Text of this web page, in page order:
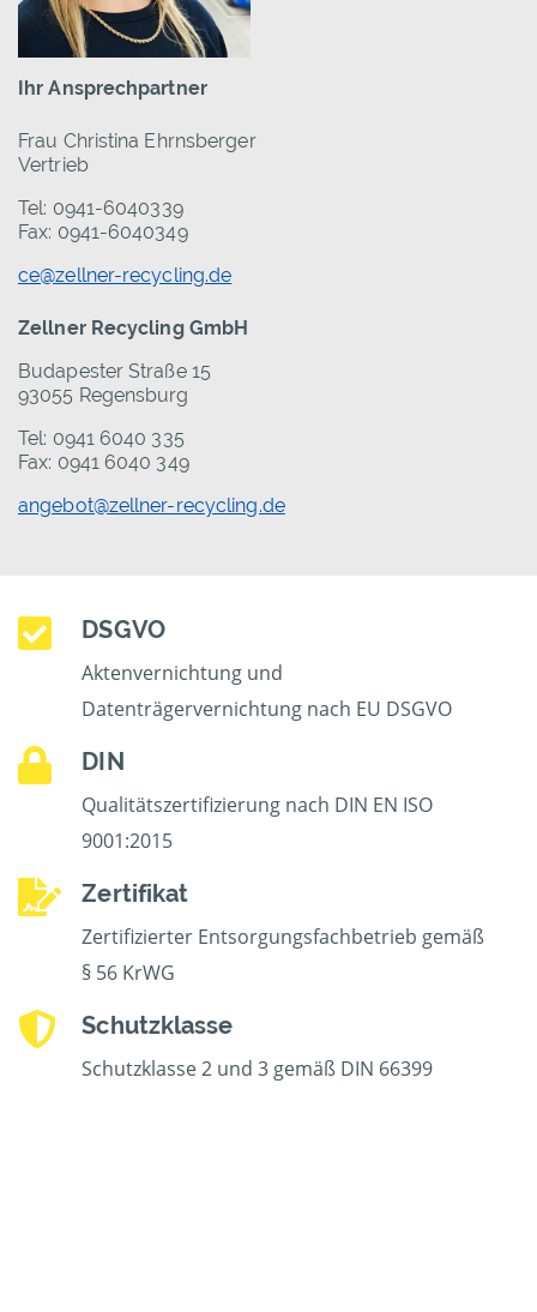
Ihr Ansprechpartner
Frau Christina Ehrnsberger
Vertrieb
Tel: 0941-6040339
Fax: 0941-6040349
ce@zellner-recycling.de
Zellner Recycling GmbH
Budapester Straße 15
93055 Regensburg
Tel: 0941 6040 335
Fax: 0941 6040 349
angebot@zellner-recycling.de
DSGVO
Aktenvernichtung und
Datenträgervernichtung nach EU DSGVO
DIN
Qualitätszertifizierung nach DIN EN ISO
9001:2015
Zertifikat
Zertifizierter Entsorgungsfachbetrieb gemäß
§ 56 KrWG
Schutzklasse
Schutzklasse 2 und 3 gemäß DIN 66399